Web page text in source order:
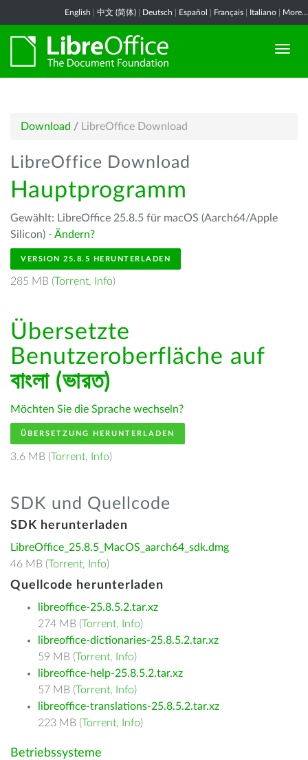
English 中文 (简体) Deutsch Español Français Italiano More...
Download / LibreOffice Download
LibreOffice Download
Hauptprogramm
Gewählt: LibreOffice 25.8.5 für macOS (Aarch64/Apple
Silicon) - Ändern?
VERSION 25.8.5 HERUNTERLADEN
285 MB (Torrent, Info)
Übersetzte
Benutzeroberfläche auf
বাংলা (ভারত)
Möchten Sie die Sprache wechseln?
ÜBERSETZUNG HERUNTERLADEN
3.6 MB (Torrent, Info)
SDK und Quellcode
SDK herunterladen
LibreOffice_25.8.5_MacOS_aarch64_sdk.dmg
46 MB (Torrent, Info)
Quellcode herunterladen
libreoffice-25.8.5.2.tar.xz
274 MB (Torrent, Info)
libreoffice-dictionaries-25.8.5.2.tar.xz
59 MB (Torrent, Info)
libreoffice-help-25.8.5.2.tar.xz
57 MB (Torrent, Info)
libreoffice-translations-25.8.5.2.tar.xz
223 MB (Torrent, Info)
Betriebssysteme